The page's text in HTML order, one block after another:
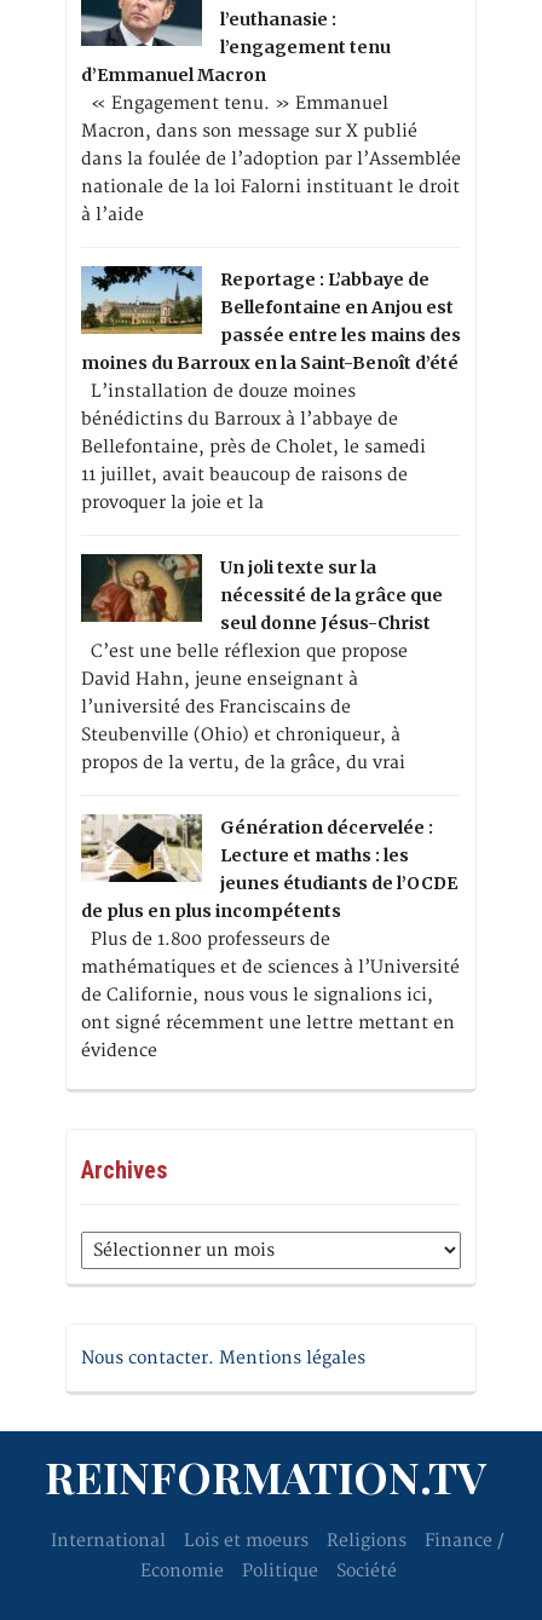
l’euthanasie :
l’engagement tenu
d’Emmanuel Macron
« Engagement tenu. » Emmanuel
Macron, dans son message sur X publié
dans la foulée de l’adoption par l’Assemblée
nationale de la loi Falorni instituant le droit
à l’aide
Reportage : L’abbaye de
Bellefontaine en Anjou est
passée entre les mains des
moines du Barroux en la Saint-Benoît d’été
L’installation de douze moines
bénédictins du Barroux à l’abbaye de
Bellefontaine, près de Cholet, le samedi
11 juillet, avait beaucoup de raisons de
provoquer la joie et la
Un joli texte sur la
nécessité de la grâce que
seul donne Jésus-Christ
C’est une belle réflexion que propose
David Hahn, jeune enseignant à
l’université des Franciscains de
Steubenville (Ohio) et chroniqueur, à
propos de la vertu, de la grâce, du vrai
Génération décervelée :
Lecture et maths : les
jeunes étudiants de l’OCDE
de plus en plus incompétents
Plus de 1.800 professeurs de
mathématiques et de sciences à l’Université
de Californie, nous vous le signalions ici,
ont signé récemment une lettre mettant en
évidence
Archives
Archives
Nous contacter. Mentions légales
REINFORMATION.TV
International Lois et moeurs Religions
Finance /
Economie
Politique Société